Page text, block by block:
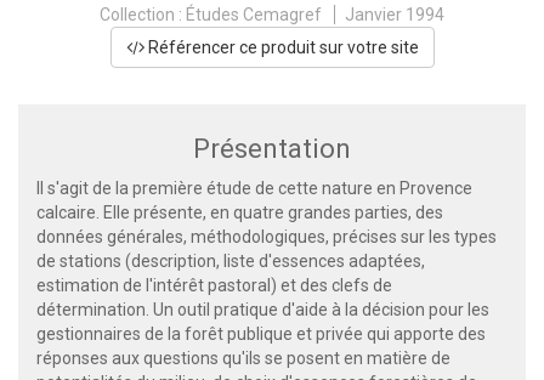
Collection : Études Cemagref
Janvier 1994
Référencer ce produit sur votre site
Présentation
Il s'agit de la première étude de cette nature en Provence
calcaire. Elle présente, en quatre grandes parties, des
données générales, méthodologiques, précises sur les types
de stations (description, liste d'essences adaptées,
estimation de l'intérêt pastoral) et des clefs de
détermination. Un outil pratique d'aide à la décision pour les
gestionnaires de la forêt publique et privée qui apporte des
réponses aux questions qu'ils se posent en matière de